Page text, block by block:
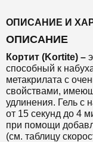
ОПИСАНИЕ И
ОПИСАНИЕ
Кортит (Kortite) –
способный к
метакрилата с
свойствами,
удлинения. Гель с
от 15 секунд до 4
при помощи
(см. таблицу